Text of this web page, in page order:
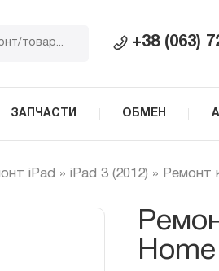
+38 (063)
ЗАПЧАСТИ ОБМЕН
iPad » iPad 3 (2012) » Ремонт